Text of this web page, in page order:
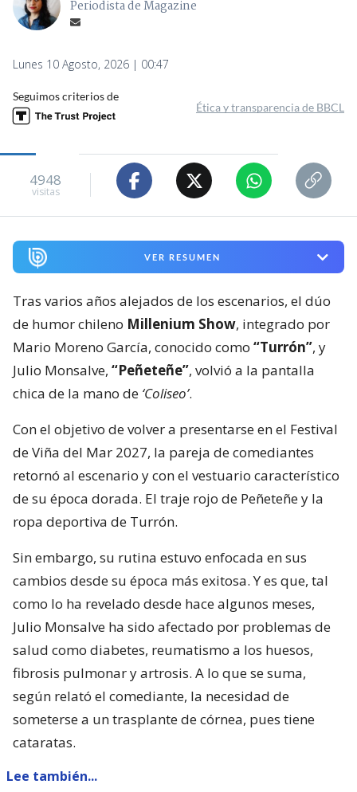
Periodista de Magazine
Lunes 10 Agosto, 2026 | 00:47
Seguimos criterios de
Ética y transparencia de BBCL
4948
visitas
VER RESUMEN
Tras varios años alejados de los escenarios, el dúo
de humor chileno Millenium Show, integrado por
Mario Moreno García, conocido como “Turrón”, y
Julio Monsalve, “Peñeteñe”, volvió a la pantalla
chica de la mano de ‘Coliseo’.
Con el objetivo de volver a presentarse en el Festival
de Viña del Mar 2027, la pareja de comediantes
retornó al escenario y con el vestuario característico
de su época dorada. El traje rojo de Peñeteñe y la
ropa deportiva de Turrón.
Sin embargo, su rutina estuvo enfocada en sus
cambios desde su época más exitosa. Y es que, tal
como lo ha revelado desde hace algunos meses,
Julio Monsalve ha sido afectado por problemas de
salud como diabetes, reumatismo a los huesos,
fibrosis pulmonar y artrosis. A lo que se suma,
según relató el comediante, la necesidad de
someterse a un trasplante de córnea, pues tiene
cataratas.
Lee también...